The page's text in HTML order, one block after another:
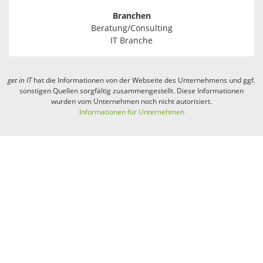
Branchen
Beratung/Consulting
IT Branche
get in IThat die Informationen von der Webseite des Unternehmens und ggf.
sonstigen Quellen sorgfältig zusammengestellt. Diese Informationen
wurden vom Unternehmen noch nicht autorisiert.
Informationen für Unternehmen